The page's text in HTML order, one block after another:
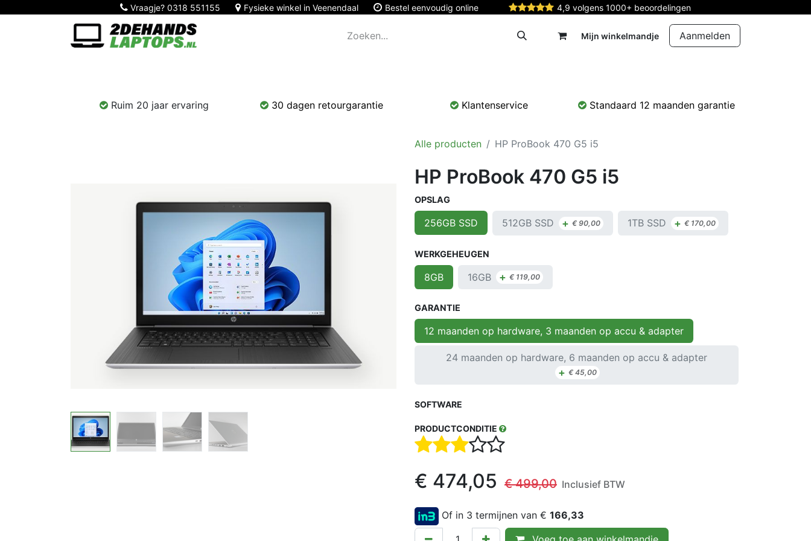
Vraagje? 0318 551155 Fysieke winkel in Veenendaal Bestel eenvoudig online 4,9 volgens 1000+ beoordelingen
Mijn winkelmandje Aanmelden
Ruim 20 jaar ervaring 30 dagen retourgarantie Klantenservice Standaard 12 maanden garantie
Alle producten HP ProBook 470 G5 i5
HP ProBook 470 G5 i5
OPSLAG
256GB SSD 512GB SSD + €90,00 1TB SSD + € 170,00
WERKGEHEUGEN
8GB 16GB + € 119,00
GARANTIE
12 maanden op hardware, 3 maanden op accu & adapter
24 maanden op hardware, 6 maanden op accu & adapter
+ € 45,00
SOFTWARE
PRODUCTCONDITIE
€ 474,05 €499,00 Inclusief BTW
Of in 3 termijnen van € 166,33